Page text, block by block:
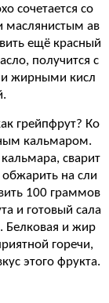
сочетается со
маслянистым ав
ещё красный
получится с
жирными кисл
грейпфрут? Ко
кальмаром.
сварит
на сли
100 граммов
и готовый сала
Белковая и жир
горечи,
этого фрукта.